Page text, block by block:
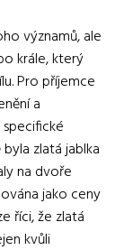
významů, ale
krále, který
Pro příjemce
a
zlatá jablka
na dvoře
jako ceny
říci, že zlatá
kvůli